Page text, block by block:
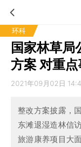
环科
国家林草局
方案 对重
2021年09月02日
整改方案披露，
东滩退湿造林信
旅游康养项目大